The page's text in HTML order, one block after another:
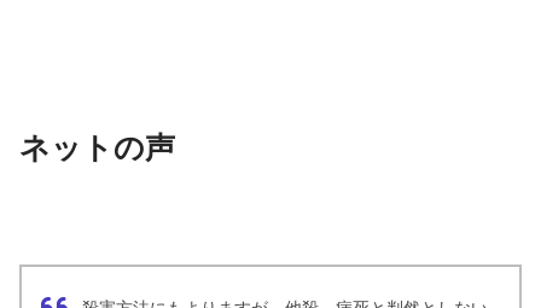
ネットの声